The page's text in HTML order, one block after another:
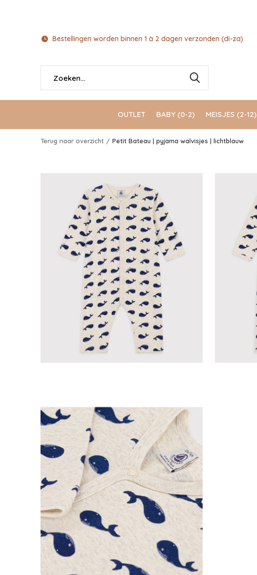
OUTLET BABY (0-2) MEISJES (2-12)
Bestellingen worden binnen 1 à 2 dagen verzonden (di-za)
Terug naar overzicht Petit Bateau | pyjama walvisjes | lichtblauw